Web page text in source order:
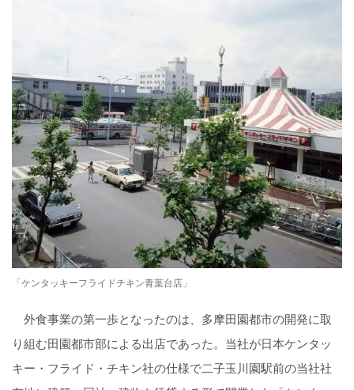
「ケンタッキーフライドチキン青葉台店」
外食事業の第一歩となったのは、多摩田園都市の開発に取
り組む田園都市部による出店であった。当社が日本ケンタッ
キー・フライド・チキン社の仕様で二子玉川園駅前の当社社